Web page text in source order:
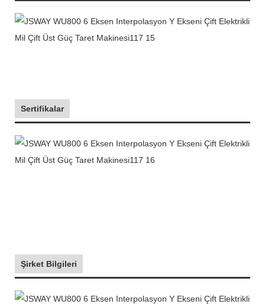
Sertifikalar
Şirket Bilgileri